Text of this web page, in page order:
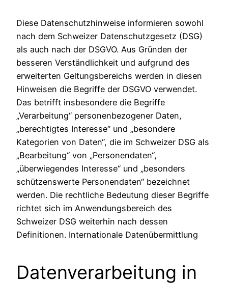
Diese Datenschutzhinweise informieren sowohl
nach dem Schweizer Datenschutzgesetz (DSG)
als auch nach der DSGVO. Aus Gründen der
besseren Verständlichkeit und aufgrund des
erweiterten Geltungsbereichs werden in diesen
Hinweisen die Begriffe der DSGVO verwendet.
Das betrifft insbesondere die Begriffe
„Verarbeitung“ personenbezogener Daten,
„berechtigtes Interesse“ und „besondere
Kategorien von Daten“, die im Schweizer DSG als
„Bearbeitung“ von „Personendaten“,
„überwiegendes Interesse“ und „besonders
schützenswerte Personendaten“ bezeichnet
werden. Die rechtliche Bedeutung dieser Begriffe
richtet sich im Anwendungsbereich des
Schweizer DSG weiterhin nach dessen
Definitionen. Internationale Datenübermittlung
Datenverarbeitung in